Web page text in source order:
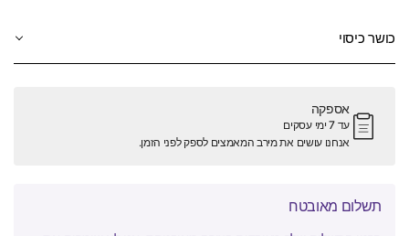
כושר כיסוי
אספקה
עד 7 ימי עסקים
אנחנו עושים את מירב המאמצים לספק לפני הזמן.
תשלום מאובטח